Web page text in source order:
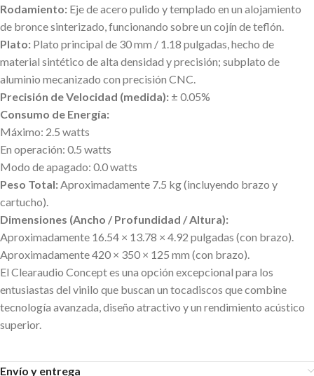
Rodamiento: Eje de acero pulido y templado en un alojamiento
de bronce sinterizado, funcionando sobre un cojín de teflón.
Plato: Plato principal de 30 mm / 1.18 pulgadas, hecho de
material sintético de alta densidad y precisión; subplato de
aluminio mecanizado con precisión CNC.
Precisión de Velocidad (medida): ± 0.05%
Consumo de Energía:
Máximo: 2.5 watts
En operación: 0.5 watts
Modo de apagado: 0.0 watts
Peso Total:Aproximadamente 7.5 kg (incluyendo brazo y
cartucho).
Dimensiones (Ancho / Profundidad / Altura):
Aproximadamente 16.54 × 13.78 × 4.92 pulgadas (con brazo).
Aproximadamente 420 × 350 × 125 mm (con brazo).
El Clearaudio Concept es una opción excepcional para los
entusiastas del vinilo que buscan un tocadiscos que combine
tecnología avanzada, diseño atractivo y un rendimiento acústico
superior.
Envío y entrega